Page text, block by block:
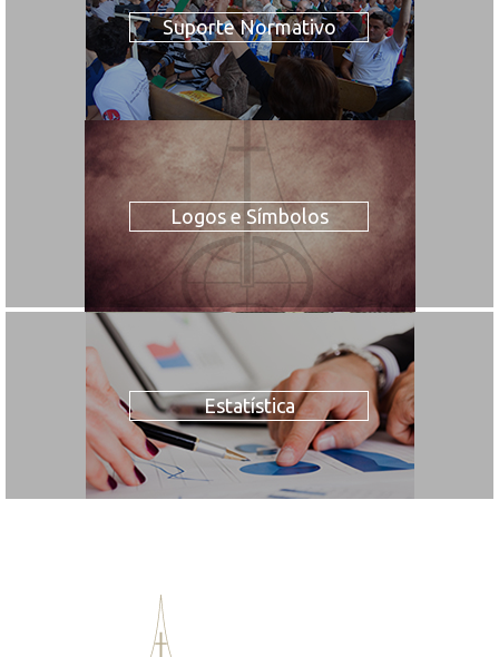
Suporte Normativo
Logos e Símbolos
Estatística